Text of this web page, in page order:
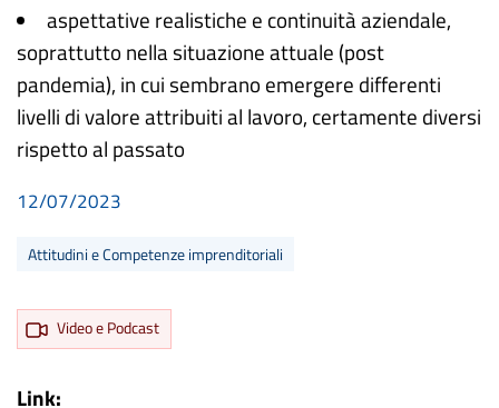
aspettative realistiche e continuità aziendale,
soprattutto nella situazione attuale (post
pandemia), in cui sembrano emergere differenti
livelli di valore attribuiti al lavoro, certamente diversi
rispetto al passato
12/07/2023
Attitudini e Competenze imprenditoriali
Video e Podcast
Link